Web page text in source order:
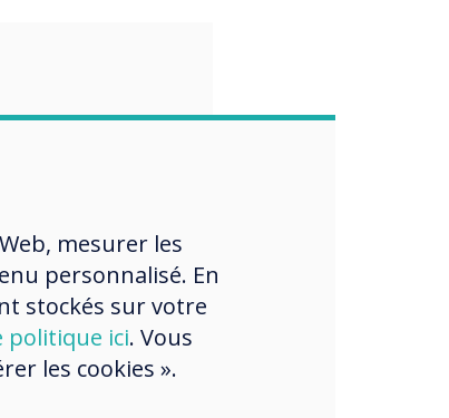
and
up
mesurer les
personnalisé. En
stockés sur votre
ici. Vous
les cookies ».